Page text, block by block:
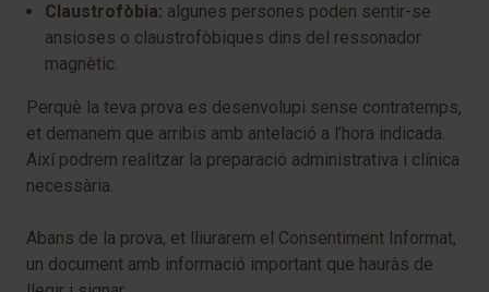
Claustrofòbia: algunes persones poden sentir-se
ansioses o claustrofòbiques dins del ressonador
magnètic.
Perquè la teva prova es desenvolupi sense contratemps,
et demanem que arribis amb antelació a l’hora indicada.
Així podrem realitzar la preparació administrativa i clínica
necessària.
Abans de la prova, et lliurarem el Consentiment Informat,
un document amb informació important que hauràs de